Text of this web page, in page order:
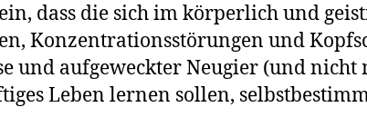
dass die sich im körperlich und
Konzentrationsstörungen und
und aufgeweckter Neugier (und
Leben lernen sollen,